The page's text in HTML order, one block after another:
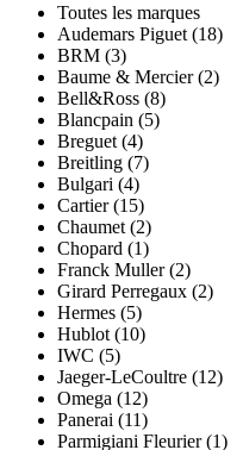
Toutes les marques
Audemars Piguet (18)
BRM (3)
Baume & Mercier (2)
Bell&Ross (8)
Blancpain (5)
Breguet (4)
Breitling (7)
Bulgari (4)
Cartier (15)
Chaumet (2)
Chopard (1)
Franck Muller (2)
Girard Perregaux (2)
Hermes (5)
Hublot (10)
IWC (5)
Jaeger-LeCoultre (12)
Omega (12)
Panerai (11)
Parmigiani Fleurier (1)